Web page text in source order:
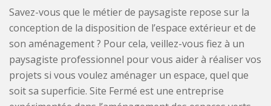
Savez-vous que le métier de paysagiste repose sur la
conception de la disposition de l’espace extérieur et de
son aménagement ? Pour cela, veillez-vous fiez à un
paysagiste professionnel pour vous aider à réaliser vos
projets si vous voulez aménager un espace, quel que
soit sa superficie. Site Fermé est une entreprise